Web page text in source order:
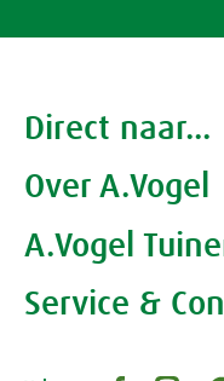
Direct naar...
Producten
Gezondheidscoaches
Over A.Vogel
Alfred Vogel
Waarom A.Vogel
A.Vogel
Over A.Vogel tuinen
Service &